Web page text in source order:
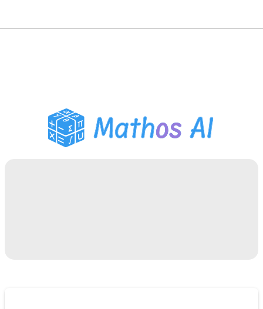
Assistant Devoirs PDF
Outils d'étude